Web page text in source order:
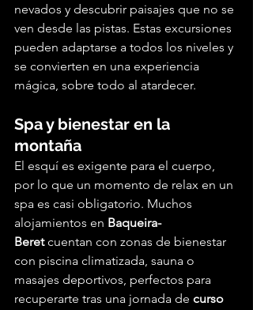
nevados y descubrir paisajes que no se
ven desde las pistas. Estas excursiones
pueden adaptarse a todos los niveles y
se convierten en una experiencia
mágica, sobre todo al atardecer.
Spa y bienestar en la
montaña
El esquí es exigente para el cuerpo,
por lo que un momento de relax en un
spa es casi obligatorio. Muchos
alojamientos en Baqueira-
Beret cuentan con zonas de bienestar
con piscina climatizada, sauna o
masajes deportivos, perfectos para
recuperarte tras una jornada de curso